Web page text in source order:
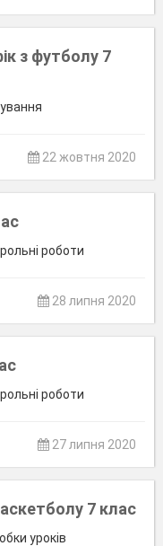
з футболу 7
22 жовтня 2020
роботи
28 липня 2020
роботи
27 липня 2020
7 клас
уроків